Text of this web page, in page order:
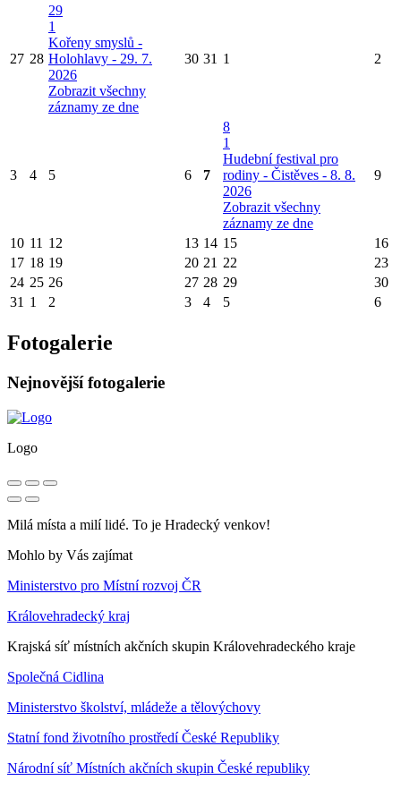
27 28
29
1
Kořeny smyslů -
Holohlavy - 29. 7.
2026
Zobrazit všechny
záznamy ze dne
30 31 1 2
3 4 5 6 7
8
1
Hudební festival pro
rodiny - Čistěves - 8. 8.
2026
Zobrazit všechny
záznamy ze dne
9
10 11 12 13 14 15
16
17 18 19 20 21 22
23
24 25 26 27 28 29
30
31 1 2 3 4 5 6
Fotogalerie
Nejnovější fotogalerie
Logo
Milá místa a milí lidé. To je Hradecký venkov!
Mohlo by Vás zajímat
Ministerstvo pro Místní rozvoj ČR
Královehradecký kraj
Krajská síť místních akčních skupin Královehradeckého kraje
Společná Cidlina
Ministerstvo školství, mládeže a tělovýchovy
Statní fond životního prostředí České Republiky
Národní síť Místních akčních skupin České republiky